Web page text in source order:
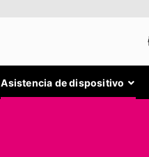
Asistencia de dispositivo